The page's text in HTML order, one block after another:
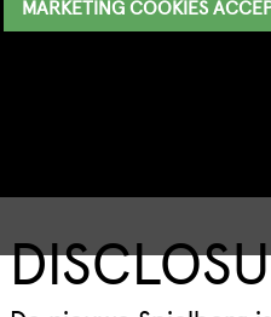
MARKETING COOKIES